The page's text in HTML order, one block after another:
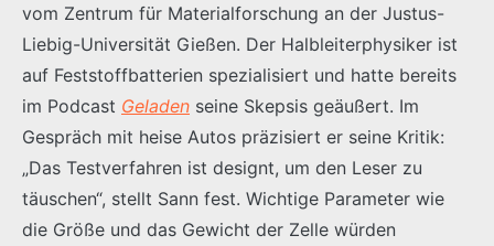
vom Zentrum für Materialforschung an der Justus-
Liebig-Universität Gießen. Der Halbleiterphysiker ist
auf Feststoffbatterien spezialisiert und hatte bereits
im Podcast Geladen seine Skepsis geäußert. Im
Gespräch mit heise Autos präzisiert er seine Kritik:
„Das Testverfahren ist designt, um den Leser zu
täuschen“, stellt Sann fest. Wichtige Parameter wie
die Größe und das Gewicht der Zelle würden